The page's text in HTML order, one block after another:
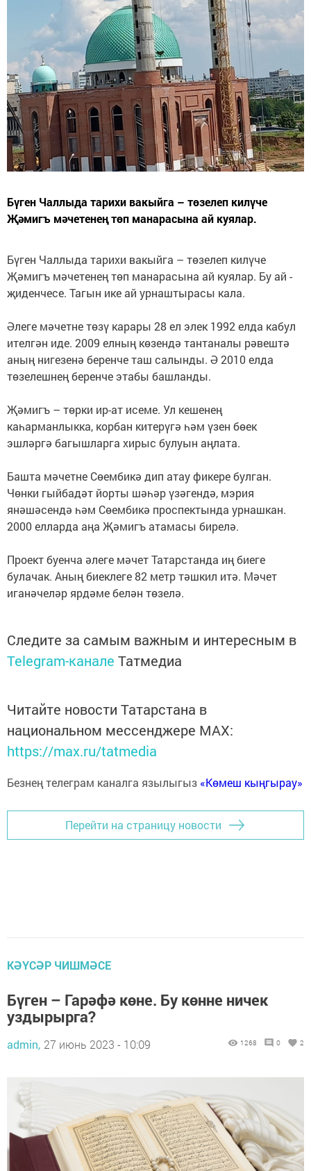
Бүген Чаллыда тарихи вакыйга – төзелеп килүче
Җәмигъ мәчетенең төп манарасына ай куялар.
Бүген Чаллыда тарихи вакыйга – төзелеп килүче
Җәмигъ мәчетенең төп манарасына ай куялар. Бу ай -
җиденчесе. Тагын ике ай урнаштырасы кала.
Әлеге мәчетне төзү карары 28 ел элек 1992 елда кабул
ителгән иде. 2009 елның көзендә тантаналы рәвештә
аның нигезенә беренче таш салынды. Ә 2010 елда
төзелешнең беренче этабы башланды.
Җәмигъ – төрки ир-ат исеме. Ул кешенең
каһарманлыкка, корбан китерүгә һәм үзен бөек
эшләргә багышларга хирыс булуын аңлата.
Башта мәчетне Сөембикә дип атау фикере булган.
Чөнки гыйбадәт йорты шәһәр үзәгендә, мэрия
янәшәсендә һәм Сөембикә проспектында урнашкан.
2000 елларда аңа Җәмигъ атамасы бирелә.
Проект буенча әлеге мәчет Татарстанда иң биеге
булачак. Аның биеклеге 82 метр тәшкил итә. Мәчет
иганәчеләр ярдәме белән төзелә.
Следите за самым важным и интересным в
Telegram-канале Татмедиа
Читайте новости Татарстана в
национальном мессенджере MАХ:
https://max.ru/tatmedia
Безнең телеграм каналга язылыгыз «Көмеш кыңгырау»
Перейти на страницу новости
КӘҮСӘР ЧИШМӘСЕ
Бүген – Гарәфә көне. Бу көнне ничек
уздырырга?
admin, 27 июнь 2023 - 10:09 1268 0 2